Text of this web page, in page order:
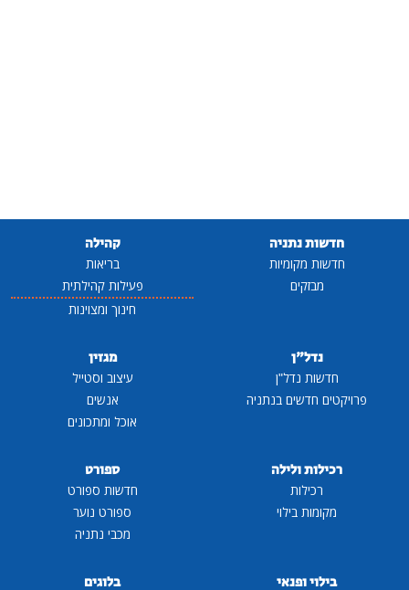
חדשות נתניה
חדשות מקומיות
מבזקים
קהילה
בריאות
פעילות קהילתית
חינוך ומצוינות
נדל"ן
חדשות נדל"ן
פרויקטים חדשים בנתניה
מגזין
עיצוב וסטייל
אנשים
אוכל ומתכונים
רכילות ולילה
רכילות
מקומות בילוי
ספורט
חדשות ספורט
ספורט נוער
מכבי נתניה
בילוי ופנאי בלוגים